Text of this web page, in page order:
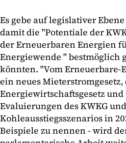
Es gebe auf legislativer
damit die "Potentiale der
der Erneuerbaren Energien
Energiewende " bestmöglich
könnten. "Vom Erneuerbare-
ein neues Mieterstromgesetz,
Energiewirtschaftsgesetz
Evaluierungen des KWKG
Kohleausstiegsszenarios in
Beispiele zu nennen - wird